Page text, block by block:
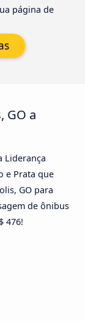
página de
GO a
Liderança
e Prata que
GO para
de ônibus
476!